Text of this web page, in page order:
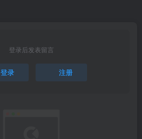
登录后发表留言
登录 注册